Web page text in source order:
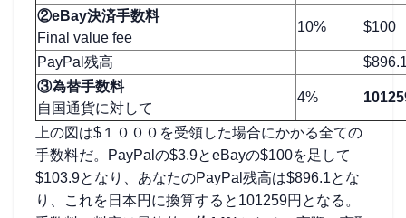
②eBay決済手数料
Final value fee
10% $100
PayPal残高
③為替手数料
自国通貨に対して
4%
上の図は$１０００を受領した場合にかかる全ての
手数料だ。PayPalの$3.9とeBayの$100を足して
$103.9となり、あなたのPayPal残高は$896.1とな
り、これを日本円に換算すると101259円となる。